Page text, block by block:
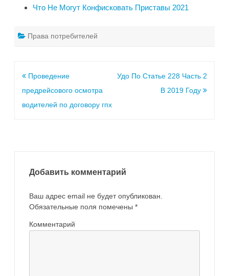
Что Не Могут Конфисковать Приставы 2021
Права потребителей
Проведение
предрейсового осмотра
водителей по договору гпх
Удо По Статье 228 Часть 2
В 2019 Году
Добавить комментарий
Ваш адрес email не будет опубликован.
Обязательные поля помечены *
Комментарий